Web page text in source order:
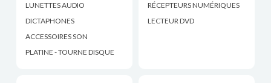
LUNETTES AUDIO
DICTAPHONES
ACCESSOIRES SON
PLATINE - TOURNE DISQUE
RÉCEPTEURS NUMÉRIQUES
LECTEUR DVD